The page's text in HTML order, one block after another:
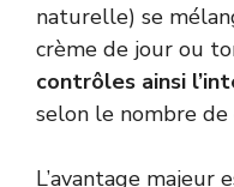
naturelle) se
crème de jour ou
contrôles ainsi
selon le nombre
L’avantage majeur